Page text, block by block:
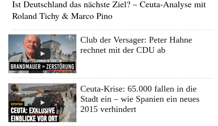
Ist Deutschland das nächste Ziel? – Ceuta-Analyse mit
Roland Tichy & Marco Pino
Club der Versager: Peter Hahne
rechnet mit der CDU ab
Ceuta-Krise: 65.000 fallen in die
Stadt ein – wie Spanien ein neues
2015 verhindert